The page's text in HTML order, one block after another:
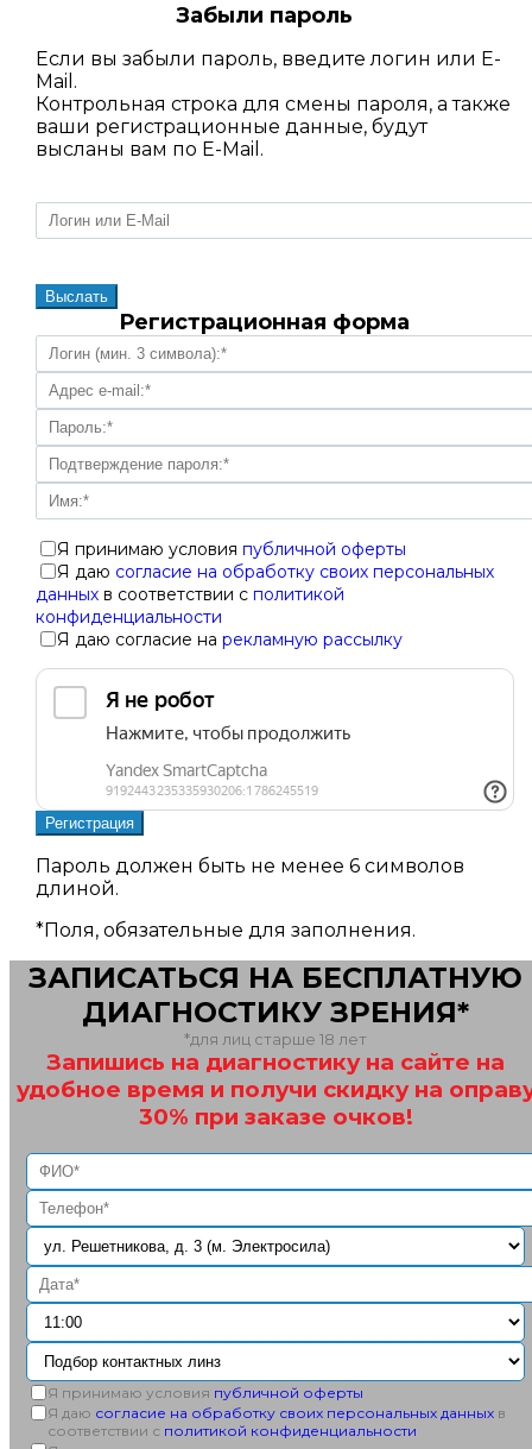
Забыли пароль
Если вы забыли пароль, введите логин или E-
Mail.
Контрольная строка для смены пароля, а также
ваши регистрационные данные, будут
высланы вам по E-Mail.
Регистрационная форма
Я принимаю условияпубличной оферты
Я даю согласие на обработку своих персональных
данных в соответствии сполитикой
конфиденциальности
Я даю согласие нарекламную рассылку
Пароль должен быть не менее 6 символов
длиной.
*Поля, обязательные для заполнения.
ЗАПИСАТЬСЯ НА БЕСПЛАТНУЮ
ДИАГНОСТИКУ ЗРЕНИЯ*
*для лиц старше 18 лет
Запишись на диагностику на сайте на
удобное время и получи скидку на
30% при заказе очков!
Я принимаю условия публичной оферты
Я даю согласие на обработку своих персональных данных в
соответствии с политикой конфиденциальности